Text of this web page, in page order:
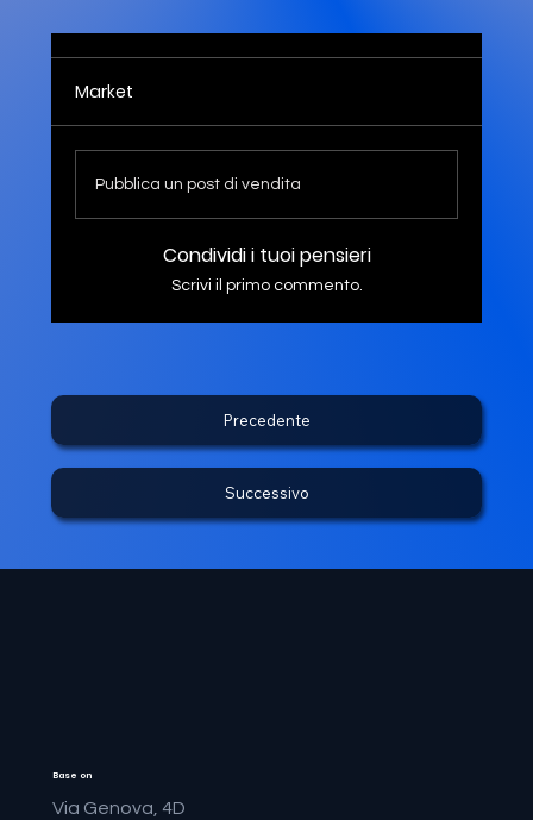
Precedente
Successivo
Market
Pubblica un post di vendita
Condividi i tuoi pensieri
Scrivi il primo commento.
Via Genova, 4D
Base on